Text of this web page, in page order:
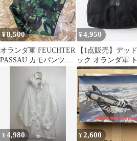
¥8,500
オランダ軍 FEUCHTER
PASSAU カモパンツ
¥4,950
【1点販売】デッ
ック オランダ軍 ト
スポートキャリン
ッグ ブラック[ビ
サイズ 大容量
ルオープン 旅行 レ
ー ナイロン]
¥4,980 ¥2,600